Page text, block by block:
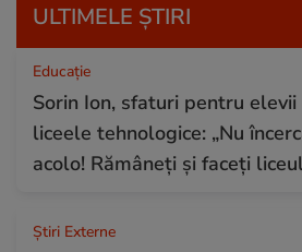
ULTIMELE ȘTIRI
Educație
Sorin Ion, sfaturi pentru
liceele tehnologice: „Nu
acolo! Rămâneți și faceți
Știri Externe